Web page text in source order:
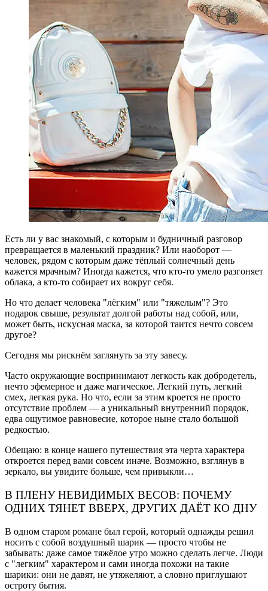
Есть ли у вас знакомый, с которым и будничный разговор
превращается в маленький праздник? Или наоборот —
человек, рядом с которым даже тёплый солнечный день
кажется мрачным? Иногда кажется, что кто-то умело разгоняет
облака, а кто-то собирает их вокруг себя.
Но что делает человека "лёгким" или "тяжелым"? Это
подарок свыше, результат долгой работы над собой, или,
может быть, искусная маска, за которой таится нечто совсем
другое?
Сегодня мы рискнём заглянуть за эту завесу.
Часто окружающие воспринимают легкость как добродетель,
нечто эфемерное и даже магическое. Легкий путь, легкий
смех, легкая рука. Но что, если за этим кроется не просто
отсутствие проблем — а уникальный внутренний порядок,
едва ощутимое равновесие, которое ныне стало большой
редкостью.
Обещаю: в конце нашего путешествия эта черта характера
откроется перед вами совсем иначе. Возможно, взглянув в
зеркало, вы увидите больше, чем привыкли…
В ПЛЕНУ НЕВИДИМЫХ ВЕСОВ: ПОЧЕМУ
ОДНИХ ТЯНЕТ ВВЕРХ, ДРУГИХ ДАЁТ КО ДНУ
В одном старом романе был герой, который однажды решил
носить с собой воздушный шарик — просто чтобы не
забывать: даже самое тяжёлое утро можно сделать легче. Люди
с "легким" характером и сами иногда похожи на такие
шарики: они не давят, не утяжеляют, а словно приглушают
остроту бытия.